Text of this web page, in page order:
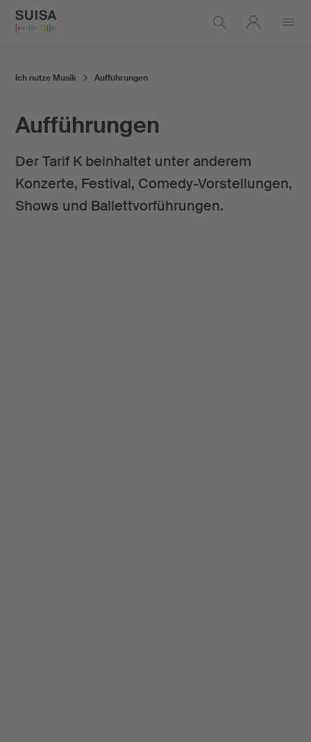
Aufführungen
Der Tarif K beinhaltet unter anderem
Konzerte, Festival, Comedy-Vorstellungen,
Shows und Ballettvorführungen.
Ich nutze Musik Aufführungen